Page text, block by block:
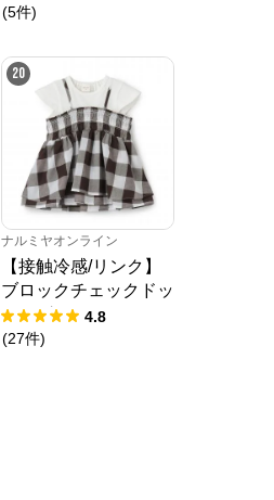
(5件)
20
ナルミヤオンライン
【接触冷感/リンク】
ブロックチェックドッ
キングTシャツ
4.8
(27件)